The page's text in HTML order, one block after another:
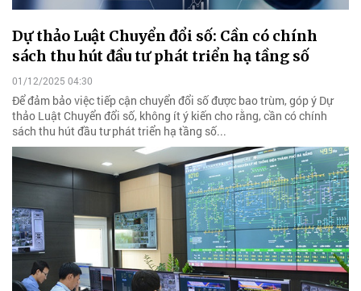
Dự thảo Luật Chuyển đổi số: Cần có chính
sách thu hút đầu tư phát triển hạ tầng số
01/12/2025 04:30
Để đảm bảo việc tiếp cận chuyển đổi số được bao trùm, góp ý Dự
thảo Luật Chuyển đổi số, không ít ý kiến cho rằng, cần có chính
sách thu hút đầu tư phát triển hạ tầng số...